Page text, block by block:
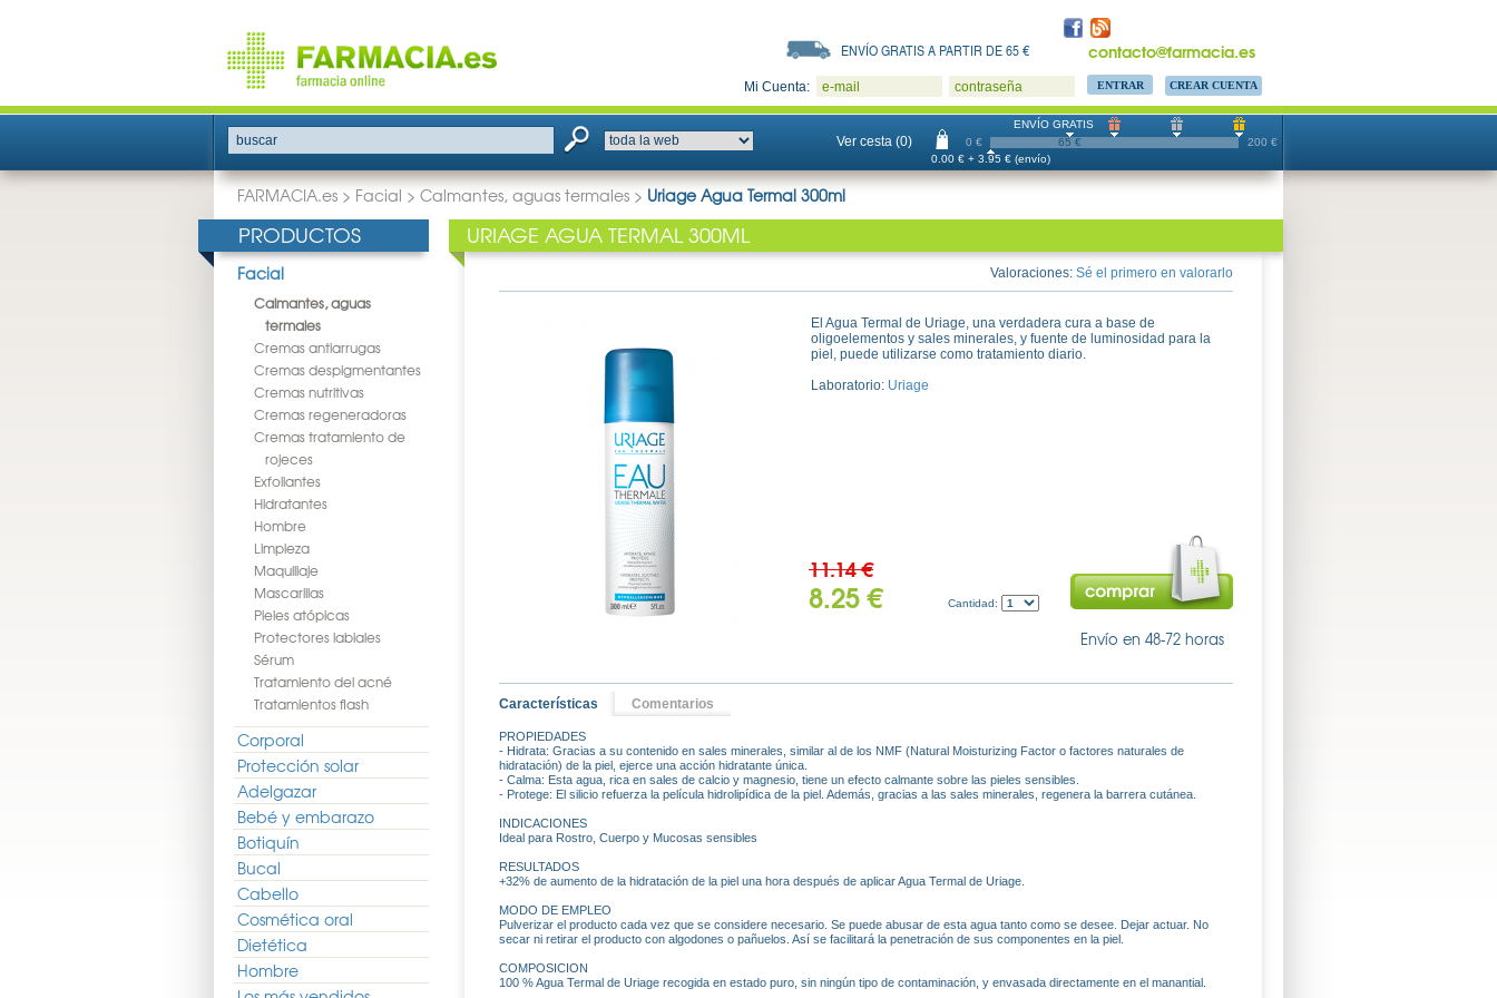
contacto@farmacia.es
ENVÍO GRATIS A PARTIR DE 65 €
Mi Cuenta: e-mail contraseña CREAR CUENTA
buscar Ver cesta (0) 0 € 200 €
ENVÍO GRATIS
65 €
0.00 € + 3.95 € (envío)
FARMACIA.es > Facial > Calmantes, aguas termales > Uriage Agua Termal 300ml
PRODUCTOS
Facial
Calmantes, aguas
termales
Cremas antiarrugas
Cremas despigmentantes
Cremas nutritivas
Cremas regeneradoras
Cremas tratamiento de
rojeces
Exfoliantes
Hidratantes
Hombre
Limpieza
Maquillaje
Mascarillas
Pieles atópicas
Protectores labiales
Sérum
Tratamiento del acné
Tratamientos flash
Corporal
Protección solar
Adelgazar
Bebé y embarazo
Botiquín
Bucal
Cabello
Cosmética oral
Dietética
Hombre
URIAGE AGUA TERMAL 300ML
Valoraciones: Sé el primero en valorarlo
El Agua Termal de Uriage, una verdadera cura a base de
oligoelementos y sales minerales, y fuente de luminosidad para la
piel, puede utilizarse como tratamiento diario.
Laboratorio: Uriage
11.14 €
8.25 € Cantidad:
Envío en 48-72 horas
Características Comentarios
PROPIEDADES
- Hidrata: Gracias a su contenido en sales minerales, similar al de los NMF (Natural Moisturizing Factor o factores naturales de
hidratación) de la piel, ejerce una acción hidratante única.
- Calma: Esta agua, rica en sales de calcio y magnesio, tiene un efecto calmante sobre las pieles sensibles.
- Protege: El silicio refuerza la película hidrolipídica de la piel. Además, gracias a las sales minerales, regenera la barrera cutánea.
INDICACIONES
Ideal para Rostro, Cuerpo y Mucosas sensibles
RESULTADOS
+32% de aumento de la hidratación de la piel una hora después de aplicar Agua Termal de Uriage.
MODO DE EMPLEO
Pulverizar el producto cada vez que se considere necesario. Se puede abusar de esta agua tanto como se desee. Dejar actuar. No
secar ni retirar el producto con algodones o pañuelos. Así se facilitará la penetración de sus componentes en la piel.
COMPOSICION
100 % Agua Termal de Uriage recogida en estado puro, sin ningún tipo de contaminación, y envasada directamente en el manantial.